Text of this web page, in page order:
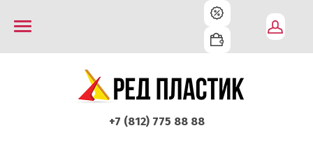
+7 (812) 775 88 88